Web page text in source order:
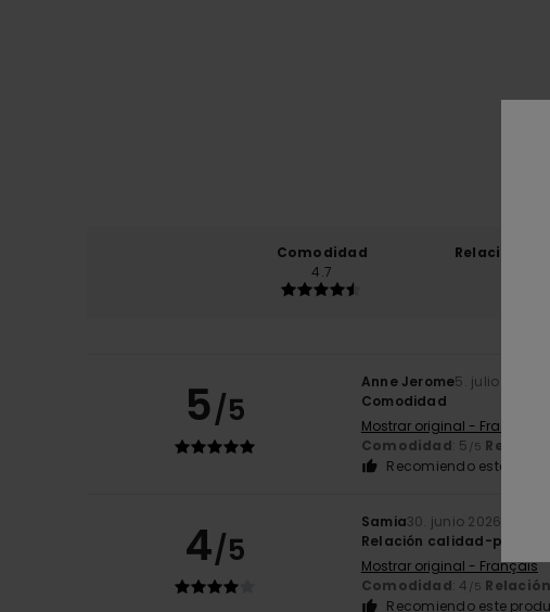
Comodidad
4.7
Relación
5/5
Anne Jerome5. julio 2026
Comodidad
Mostrar original - Français
Comodidad: 5 /5
Recomiendo este
4/5
Samia30. junio 2026
Relación calidad-precio
Mostrar original - Français
Comodidad: 4 /5
Recomiendo este